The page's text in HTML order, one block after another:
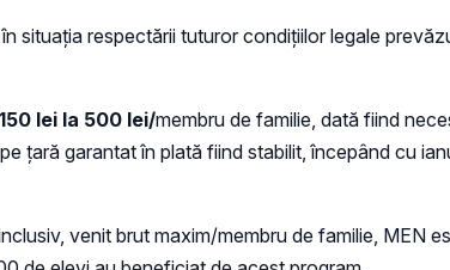
situația respectării tuturor condițiilor legale
lei la 500 lei/membru de familie, dată fiind
țară garantat în plată fiind stabilit, începând cu
venit brut maxim/membru de familie, MEN